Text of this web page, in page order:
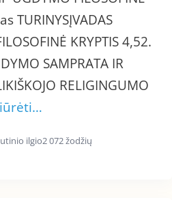
TURINYSĮVADAS
KRYPTIS 4,52.
SAMPRATA IR
RELIGINGUMO
ilgio2 072 žodžių